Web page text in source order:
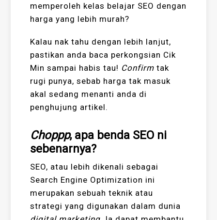
memperoleh kelas belajar SEO dengan
harga yang lebih murah?
Kalau nak tahu dengan lebih lanjut,
pastikan anda baca perkongsian Cik
Min sampai habis tau! Confirm tak
rugi punya, sebab harga tak masuk
akal sedang menanti anda di
penghujung artikel.
Choppp, apa benda SEO ni
sebenarnya?
SEO, atau lebih dikenali sebagai
Search Engine Optimization ini
merupakan sebuah teknik atau
strategi yang digunakan dalam dunia